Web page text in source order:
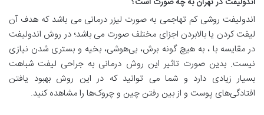
اندولیفت روشی کم تهاجمی به صورت لیزر درمانی می باشد که هدف آن
لیفت کردن یا بالابردن اجزای مختلف صورت می باشد؛ در روش اندولیفت
در مقایسه با ، به هیچ گونه برش، بی‌هوشی، بخیه و بستری شدن نیازی
نیست. بدین صورت تاثیر این روش درمانی به جراحی لیفت شباهت
بسیار زیادی دارد و شما می توانید که در این روش بهبود یافتن
افتادگی‌های پوست و از بین رفتن چین و چروک‌ها را مشاهده کنید.